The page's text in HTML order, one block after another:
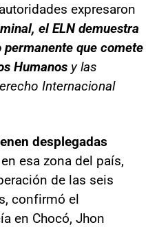
expresaron
el ELN demuestra
que comete
Humanos y las
Internacional
desplegadas
en esa zona del país,
de las seis
confirmó el
en Chocó, Jhon